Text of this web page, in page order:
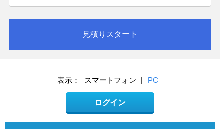
見積りスタート
表示： スマートフォン | PC
ログイン